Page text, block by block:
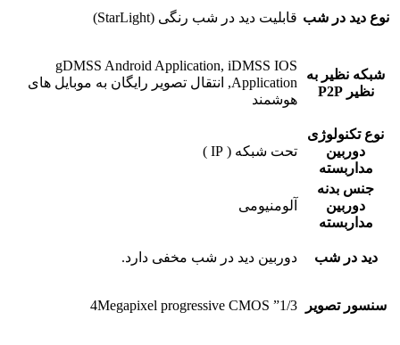
نوع دید در شب قابلیت دید در شب رنگی (StarLight)
شبکه نظیر به
نظیر P2P
gDMSS Android Application, iDMSS IOS
Application, انتقال تصویر رایگان به موبایل های
هوشمند
نوع تکنولوژی
دوربین
مداربسته
تحت شبکه ( IP )
جنس بدنه
دوربین
مداربسته
آلومنیومی
دید در شب دوربین دید در شب مخفی دارد.
سنسور تصویر 1/3” 4Megapixel progressive CMOS